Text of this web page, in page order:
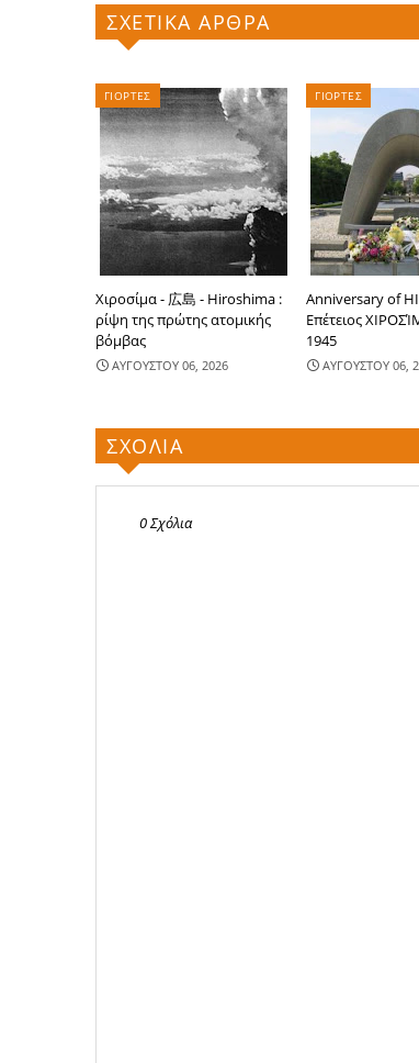
ΣΧΕΤΙΚΑ ΑΡΘΡΑ
ΓΙΟΡΤΕΣ
Χιροσίμα - 広島 - Hiroshima :
ρίψη της πρώτης ατομικής
βόμβας
ΑΥΓΟΥΣΤΟΥ 06, 2026
ΓΙΟΡΤΕΣ
Anniversary of
Επέτειος
1945
ΑΥΓΟΥΣΤΟΥ 06,
ΣΧΟΛΙΑ
0 Σχόλια